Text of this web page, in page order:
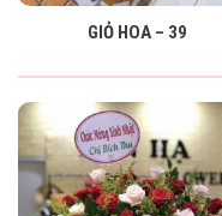
GIỎ HOA – 39